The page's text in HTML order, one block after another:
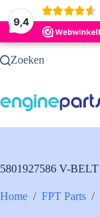
9,4
Ga
naarZoeken
5801927586 V-BELT
Home / FPT Parts /